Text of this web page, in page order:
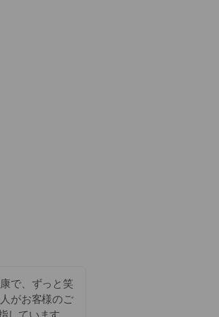
で、ずっと笑
がお客様のご